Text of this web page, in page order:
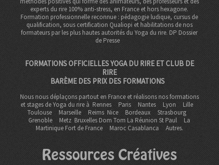
experts du rire 100% anti-stress, en France et hors hexagone.
Formation professionnelle reconnue : pédagogie ludique, cursus de
qualification, sous certification Qualiopi et habilitations de nos
formateurs par les plus hautes autorités du Yoga du rire. DPDossier
de Presse
FORMATIONS OFFICIELLES YOGA DU RIRE ET CLUB DE
RIRE
BARÈME DES PRIX DES FORMATIONS
Nous nous déplaçons partout en France et réalisons nos formations
et stages de Yoga du rire à Rennes Paris Nantes Lyon
Lille
Toulouse
Marseille Reims Nice Bordeaux
Strasbourg
Grenoble
Metz Bruxelles Dom TomLa Réunion St Paul
La
Martinique Fort de France
Maroc Casablanca Autres.
Ressources Créatives